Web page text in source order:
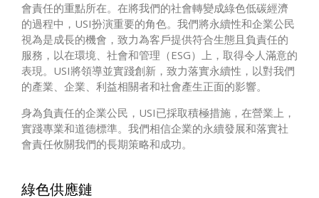
會責任的重點所在。在將我們的社會轉變成綠色低碳經濟
的過程中，USI扮演重要的角色。我們將永續性和企業公民
視為是成長的機會，致力為客戶提供符合生態且負責任的
服務，以在環境、社會和管理（ESG）上，取得令人滿意的
表現。USI將領導並實踐創新，致力落實永續性，以對我們
的產業、企業、利益相關者和社會產生正面的影響。
身為負責任的企業公民，USI已採取積極措施，在營業上，
實踐專業和道德標準。我們相信企業的永續發展和落實社
會責任攸關我們的長期策略和成功。
綠色供應鏈